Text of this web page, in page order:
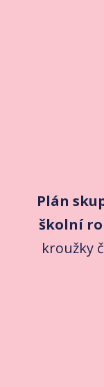
Plán
školní
kroužky